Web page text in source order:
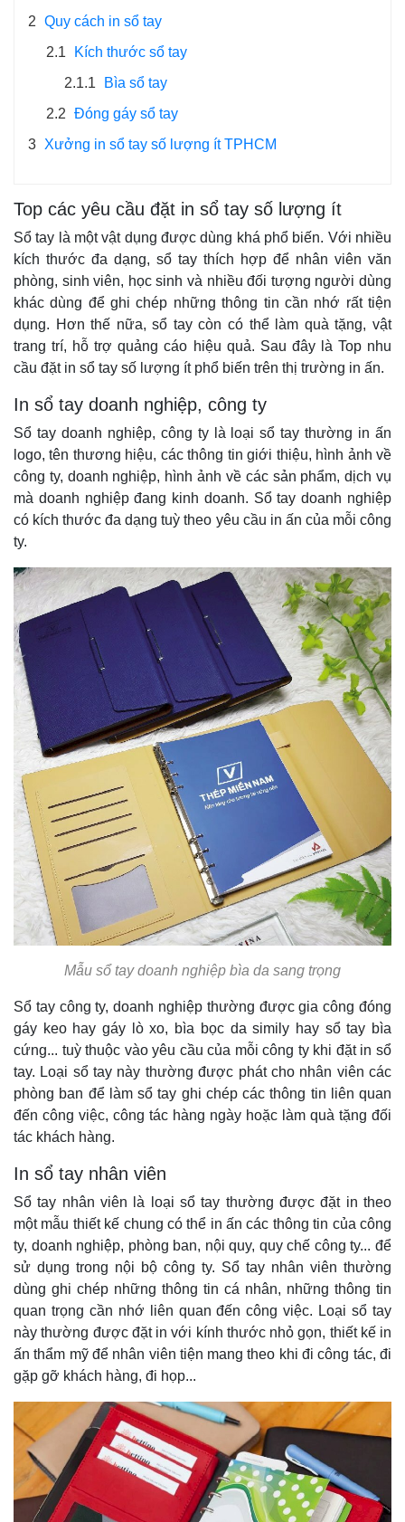
2 Quy cách in sổ tay
2.1
Kích thước sổ tay
2.1.1
Bìa sổ tay
2.2 Đóng gáy sổ tay
3 Xưởng in sổ tay số lượng ít TPHCM
Top các yêu cầu đặt in sổ tay số lượng ít
Sổ tay là một vật dụng được dùng khá phổ biến. Với nhiều
kích thước đa dạng, sổ tay thích hợp để nhân viên văn
phòng, sinh viên, học sinh và nhiều đối tượng người dùng
khác dùng để ghi chép những thông tin cần nhớ rất tiện
dụng. Hơn thế nữa, sổ tay còn có thể làm quà tặng, vật
trang trí, hỗ trợ quảng cáo hiệu quả. Sau đây là Top nhu
cầu đặt in sổ tay số lượng ít phổ biến trên thị trường in ấn.
In sổ tay doanh nghiệp, công ty
Sổ tay doanh nghiệp, công ty là loại sổ tay thường in ấn
logo, tên thương hiệu, các thông tin giới thiệu, hình ảnh về
công ty, doanh nghiệp, hình ảnh về các sản phẩm, dịch vụ
mà doanh nghiệp đang kinh doanh. Sổ tay doanh nghiệp
có kích thước đa dạng tuỳ theo yêu cầu in ấn của mỗi công
ty.
Mẫu sổ tay doanh nghiệp bìa da sang trọng
Sổ tay công ty, doanh nghiệp thường được gia công đóng
gáy keo hay gáy lò xo, bìa bọc da simily hay sổ tay bìa
cứng... tuỳ thuộc vào yêu cầu của mỗi công ty khi đặt in sổ
tay. Loại sổ tay này thường được phát cho nhân viên các
phòng ban để làm sổ tay ghi chép các thông tin liên quan
đến công việc, công tác hàng ngày hoặc làm quà tặng đối
tác khách hàng.
In sổ tay nhân viên
Sổ tay nhân viên là loại sổ tay thường được đặt in theo
một mẫu thiết kế chung có thể in ấn các thông tin của công
ty, doanh nghiệp, phòng ban, nội quy, quy chế công ty... để
sử dụng trong nội bộ công ty. Sổ tay nhân viên thường
dùng ghi chép những thông tin cá nhân, những thông tin
quan trọng cần nhớ liên quan đến công việc. Loại sổ tay
này thường được đặt in với kính thước nhỏ gọn, thiết kế in
ấn thẩm mỹ để nhân viên tiện mang theo khi đi công tác, đi
gặp gỡ khách hàng, đi họp...